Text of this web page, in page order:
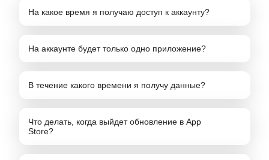
На какое время я получаю доступ к аккаунту?
На аккаунте будет только одно приложение?
В течение какого времени я получу данные?
Что делать, когда выйдет обновление в App
Store?